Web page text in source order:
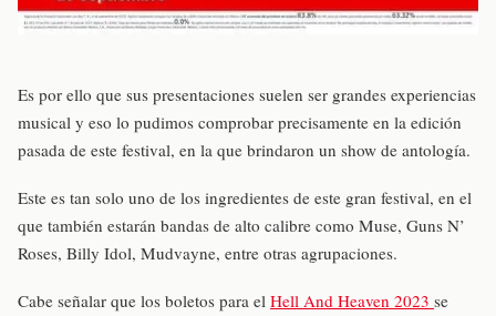
Es por ello que sus presentaciones suelen ser grandes experiencias
musical y eso lo pudimos comprobar precisamente en la edición
pasada de este festival, en la que brindaron un show de antología.
Este es tan solo uno de los ingredientes de este gran festival, en el
que también estarán bandas de alto calibre como Muse, Guns N’
Roses, Billy Idol, Mudvayne, entre otras agrupaciones.
Cabe señalar que los boletos para el Hell And Heaven 2023 se